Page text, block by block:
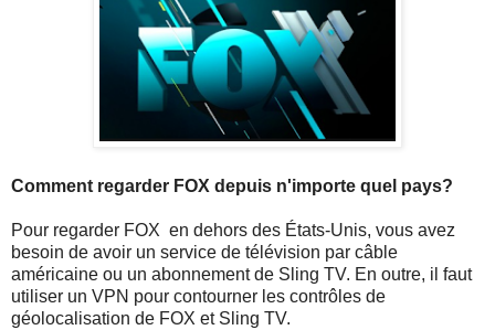
Comment regarder FOX depuis n'importe quel pays?
Pour regarder FOX en dehors des États-Unis, vous avez
besoin de avoir un service de télévision par câble
américaine ou un abonnement de Sling TV. En outre, il faut
utiliser un VPN pour contourner les contrôles de
géolocalisation de FOX et Sling TV.